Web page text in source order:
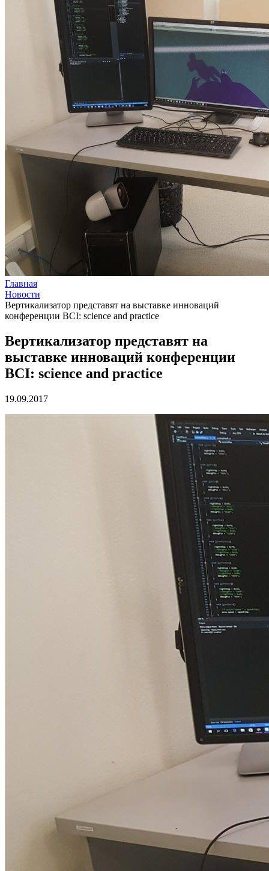
Главная
Новости
Вертикализатор представят на выставке инноваций
конференции BCI: science and practice
Вертикализатор представят на
выставке инноваций конференции
BCI: science and practice
19.09.2017